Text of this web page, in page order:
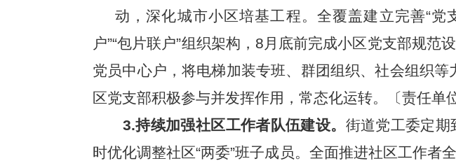
动，深化城市小区培基工程。全覆盖建立完善“
户”“包片联户”组织架构，8月底前完成小区党支部规范
党员中心户，将电梯加装专班、群团组织、社会组织
区党支部积极参与并发挥作用，常态化运转。〔责任单
3.持续加强社区工作者队伍建设。 街道党工委定期
时优化调整社区“两委”班子成员。全面推进社区工作者